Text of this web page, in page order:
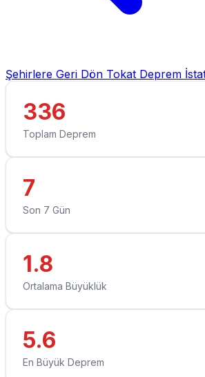
Şehirlere Geri Dön Tokat Deprem
336
Toplam Deprem
7
Son 7 Gün
1.8
Ortalama Büyüklük
5.6
En Büyük Deprem